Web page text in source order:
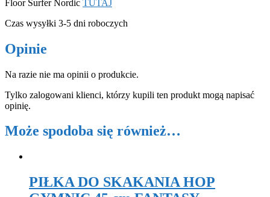
Floor Surfer Nordic TUTAJ
Czas wysyłki 3-5 dni roboczych
Opinie
Na razie nie ma opinii o produkcie.
Tylko zalogowani klienci, którzy kupili ten produkt mogą napisać
opinię.
Może spodoba się również…
PIŁKA DO SKAKANIA HOP